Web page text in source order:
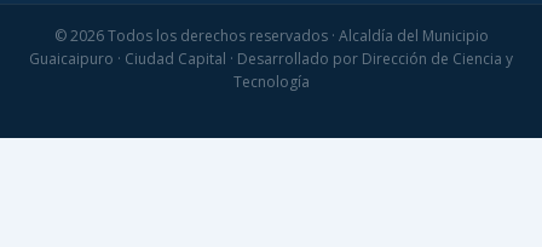
© 2026 Todos los derechos reservados · Alcaldía del Municipio
Guaicaipuro · Ciudad Capital · Desarrollado por Dirección de Ciencia y
Tecnología